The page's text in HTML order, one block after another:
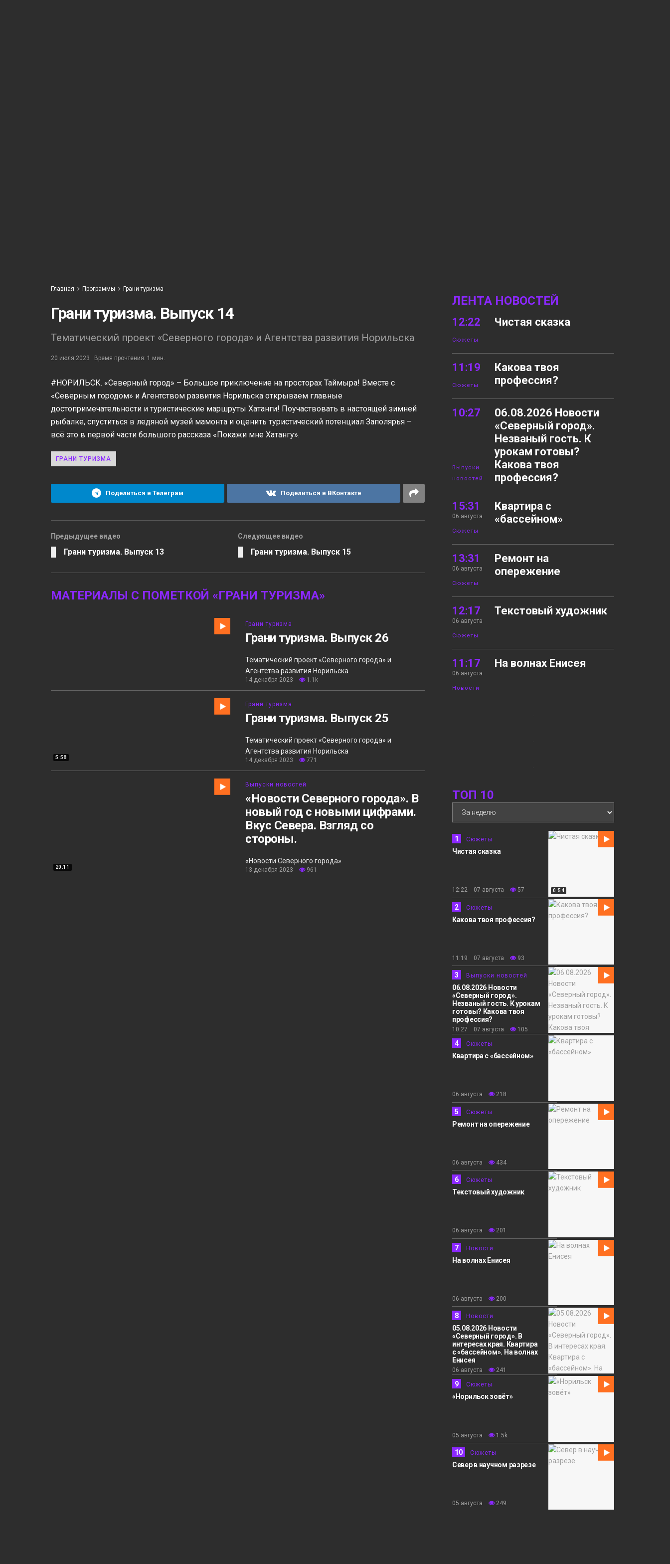
Главная Программы Грани туризма
Грани туризма. Выпуск 14
Тематический проект «Северного города» и Агентства развития Норильска
20 июля 2023 Время прочтения: 1 мин.
#НОРИЛЬСК. «Северный город» – Большое приключение на просторах Таймыра! Вместе с
«Северным городом» и Агентством развития Норильска открываем главные
достопримечательности и туристические маршруты Хатанги! Поучаствовать в настоящей зимней
рыбалке, спуститься в ледяной музей мамонта и оценить туристический потенциал Заполярья –
всё это в первой части большого рассказа «Покажи мне Хатангу».
ГРАНИ ТУРИЗМА
Поделиться в Телеграм Поделиться в ВКонтакте
Предыдущее видео
Грани туризма. Выпуск 13
Следующее видео
Грани туризма. Выпуск 15
МАТЕРИАЛЫ С ПОМЕТКОЙ «ГРАНИ ТУРИЗМА»
Грани туризма
Грани туризма. Выпуск 26
Тематический проект «Северного города» и
Агентства развития Норильска
14 декабря 2023 1.1k
5:58
Грани туризма
Грани туризма. Выпуск 25
Тематический проект «Северного города» и
Агентства развития Норильска
14 декабря 2023 771
20:11
Выпуски новостей
«Новости Северного города». В
новый год с новыми цифрами.
Вкус Севера. Взгляд со
стороны.
«Новости Северного города»
13 декабря 2023 961
ЛЕНТА НОВОСТЕЙ
12:22
Сюжеты
Чистая сказка
11:19
Сюжеты
Какова твоя
профессия?
10:27
Выпуски
новостей
06.08.2026 Новости
«Северный город».
Незваный гость. К
урокам готовы?
Какова твоя
профессия?
15:31
06 августа
Сюжеты
Квартира с
«бассейном»
13:31
06 августа
Сюжеты
Ремонт на
опережение
12:17
06 августа
Сюжеты
Текстовый художник
11:17
06 августа
Новости
На волнах Енисея
05.08.2026 Новости
интересах края.
«бассейном». На
12:15
Сюжеты
«Норильск зовёт»
Сюжеты
ТОП 10
0:54
1 Сюжеты
Чистая сказка
12:22 07 августа 57
2 Сюжеты
Какова твоя профессия?
11:19 07 августа 93
3 Выпуски новостей
06.08.2026 Новости
«Северный город».
Незваный гость. К урокам
готовы? Какова твоя
профессия?
10:27 07 августа 105
4 Сюжеты
Квартира с «бассейном»
06 августа 218
5 Сюжеты
Ремонт на опережение
06 августа 434
6 Сюжеты
Текстовый художник
06 августа 201
7 Новости
На волнах Енисея
06 августа 200
8 Новости
05.08.2026 Новости
«Северный город». В
интересах края. Квартира
с «бассейном». На волнах
Енисея
06 августа 241
9 Сюжеты
«Норильск зовёт»
05 августа 1.5k
10 Сюжеты
Север в научном разрезе
05 августа 249